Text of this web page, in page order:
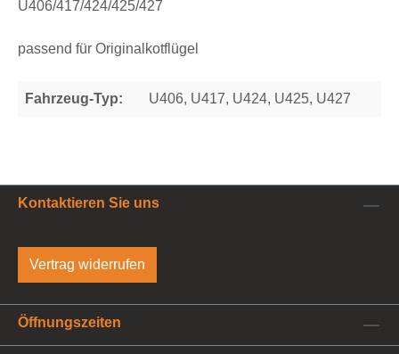
U406/417/424/425/427
passend für Originalkotflügel
Fahrzeug-Typ: U406, U417, U424, U425, U427
Kontaktieren Sie uns
Vertrag widerrufen
Öffnungszeiten